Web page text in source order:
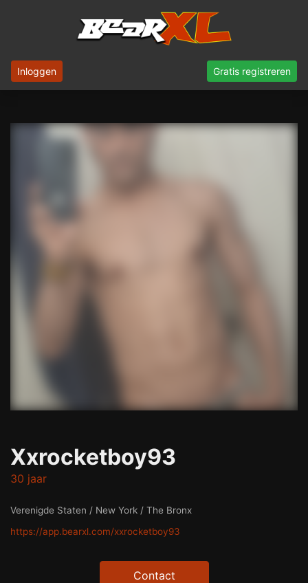
Inloggen Gratis registreren
Xxrocketboy93
30 jaar
Verenigde Staten / New York / The Bronx
https://app.bearxl.com/xxrocketboy93
Contact